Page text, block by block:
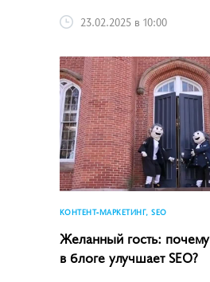
23.02.2025 в 10:00
КОНТЕНТ-МАРКЕТИНГ, SEO
Желанный гость: почему
в блоге улучшает SEO?